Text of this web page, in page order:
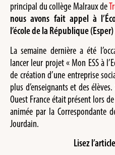
principal du collège Malraux de
nous avons fait appel à
l’école de la République (Esper)
La semaine dernière a été
lancer leur projet « Mon ESS à
de création d’une entreprise
plus d’enseignants et des
Ouest France était présent lors
animée par la Correspondante
Jourdain.
Lisez